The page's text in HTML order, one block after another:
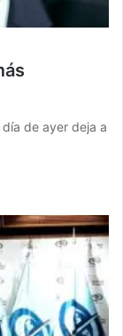
de ayer deja a